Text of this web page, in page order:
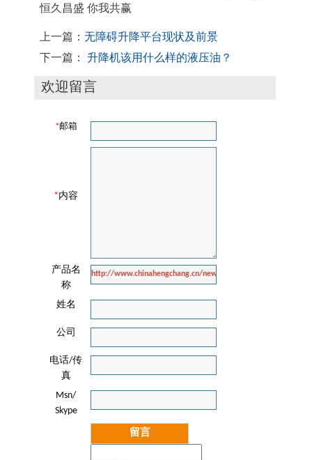
恒久昌盛 你我共赢
上一篇： 无障碍升降平台现状及前景
下一篇： 升降机该用什么样的液压油？
欢迎留言
*邮箱
*内容
产品名
称
姓名
公司
电话/传
真
Msn/
Skype